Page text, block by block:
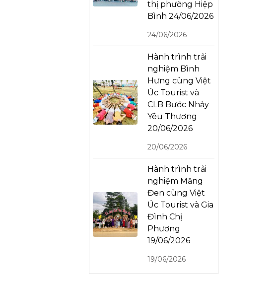
thị phường Hiệp
Bình 24/06/2026
24/06/2026
Hành trình trải
nghiệm Bình
Hưng cùng Việt
Úc Tourist và
CLB Bước Nhảy
Yêu Thương
20/06/2026
20/06/2026
Hành trình trải
nghiệm Măng
Đen cùng Việt
Úc Tourist và Gia
Đình Chị
Phương
19/06/2026
19/06/2026